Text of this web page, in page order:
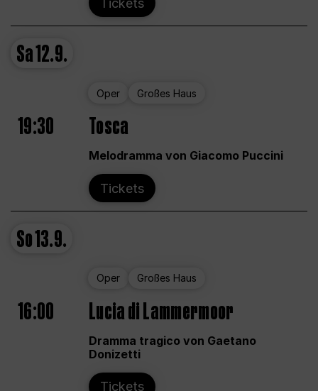
Sa12.9.
Oper Großes Haus
19:30 Tosca
Melodramma von Giacomo Puccini
Tickets
So13.9.
Oper Großes Haus
16:00 Lucia di Lammermoor
Dramma tragico von Gaetano
Donizetti
Tickets